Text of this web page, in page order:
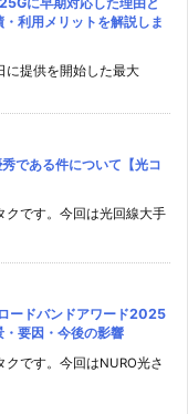
利用メリットを解説しま
に提供を開始した最大
である件について【光コ
クです。今回は光回線大手
ードバンドアワード2025
要因・今後の影響
です。今回はNURO光さ